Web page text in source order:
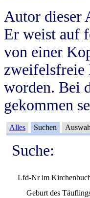
Autor dieser
Er weist auf
von einer
zweifelsfreie
worden. Bei
gekommen
Alles Suchen
Suche:
Lfd-Nr im
Geburt des